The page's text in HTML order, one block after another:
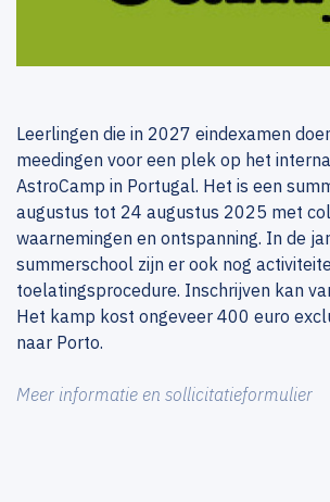
Leerlingen die in 2027 eindexamen
meedingen voor een plek op het
AstroCamp in Portugal. Het is een
augustus tot 24 augustus 2025 met
waarnemingen en ontspanning. In de
summerschool zijn er ook nog
toelatingsprocedure. Inschrijven kan
Het kamp kost ongeveer 400 euro
naar Porto.
Meer informatie en sollicitatieformulier